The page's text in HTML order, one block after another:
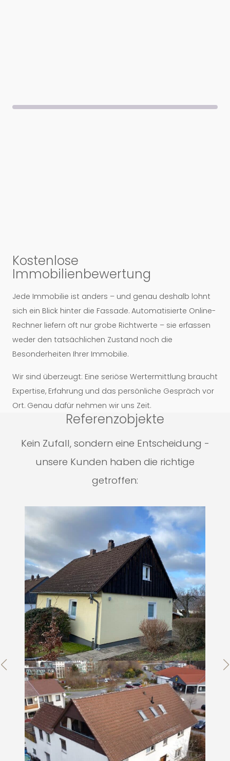
Formular überspringen
Kostenlose
Immobilienbewertung
Jede Immobilie ist anders – und genau deshalb lohnt
sich ein Blick hinter die Fassade. Automatisierte Online-
Rechner liefern oft nur grobe Richtwerte – sie erfassen
weder den tatsächlichen Zustand noch die
Besonderheiten Ihrer Immobilie.
Wir sind überzeugt: Eine seriöse Wertermittlung braucht
Expertise, Erfahrung und das persönliche Gespräch vor
Ort. Genau dafür nehmen wir uns Zeit.
Referenzobjekte
Kein Zufall, sondern eine Entscheidung -
unsere Kunden haben die richtige
getroffen: